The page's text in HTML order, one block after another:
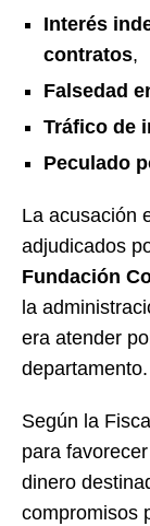
Interés
contratos,
Falsedad
Tráfico de
Peculado
La acusación
adjudicados
Fundación
la
era atender
departamento.
Según la
para
dinero
compromisos